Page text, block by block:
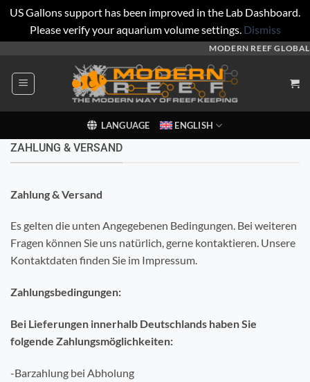
US Gallons support has been improved in the Lab Dashboard.
Please verify your aquarium volume settings. Dismiss
content
MODERN REEF GLOBAL
LANGUAGE ENGLISH
ZAHLUNG & VERSAND
Zahlung & Versand
Es gelten die unten Angegebenen Bedingungen. Bei weiteren
Fragen können Sie uns natürlich, gerne kontaktieren. Unsere
Kontaktdaten finden Sie im Impressum.
Zahlungsbedingungen:
Bei Lieferungen innerhalb Deutschlands haben Sie
folgende Zahlungsmöglichkeiten:
-Barzahlung bei Abholung